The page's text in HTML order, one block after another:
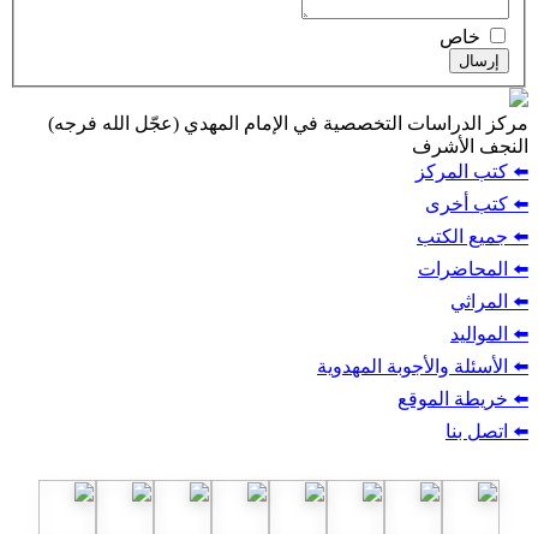
التخصصية في الإمام المهدي (عجّل الله فرجه)
المهدوية